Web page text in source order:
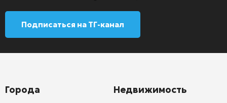
Подписаться на ТГ-канал
Города Недвижимость